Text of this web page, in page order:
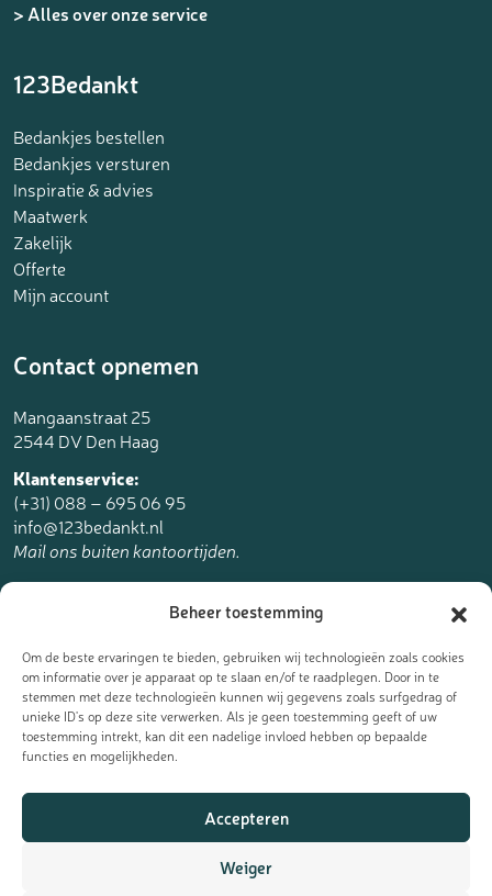
Beheer toestemming
Om de beste ervaringen te bieden, gebruiken wij technologieën zoals cookies
om informatie over je apparaat op te slaan en/of te raadplegen. Door in te
stemmen met deze technologieën kunnen wij gegevens zoals surfgedrag of
unieke ID's op deze site verwerken. Als je geen toestemming geeft of uw
toestemming intrekt, kan dit een nadelige invloed hebben op bepaalde
functies en mogelijkheden.
Accepteren
Weiger
> Alles over onze service
123Bedankt
Bedankjes bestellen
Bedankjes versturen
Inspiratie & advies
Maatwerk
Zakelijk
Offerte
Mijn account
Contact opnemen
Mangaanstraat 25
2544 DV Den Haag
Klantenservice:
(+31) 088 – 695 06 95
info@123bedankt.nl
Mail ons buiten kantoortijden.
123bedankt.nl is een onderdeel van
Meld je aan voor de nieuwsbrief
Ontvang de laatste updates, nieuws en aanbiedingen als eerst